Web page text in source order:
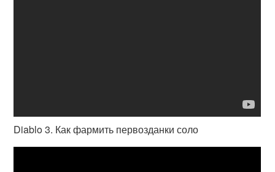
Diablo 3. Как фармить первозданки соло